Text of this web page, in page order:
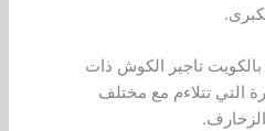
تاجير الكوش ذات
التي تتلاءم مع مختلف